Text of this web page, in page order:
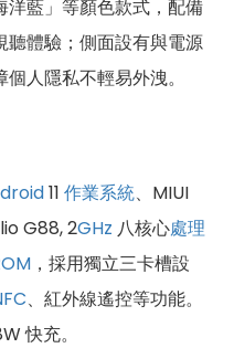
洋藍」等顏色款式，配備
聽體驗；側面設有與電源
人隱私不輕易外洩。
11 作業系統、MIUI
G88, 2GHz 八核心處理
，採用獨立三卡槽設
、紅外線遙控等功能。
快充。